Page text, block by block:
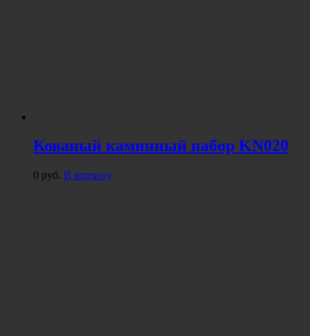
Кованый каминный набор KN020
0 руб. В корзину